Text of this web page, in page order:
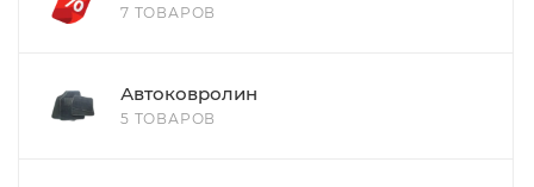
7 ТОВАРОВ
Автоковролин
5 ТОВАРОВ